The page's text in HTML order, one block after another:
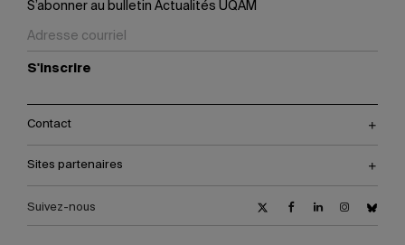
S’abonner au bulletin Actualités UQAM
S'inscrire
Contact
Sites partenaires
Suivez-nous